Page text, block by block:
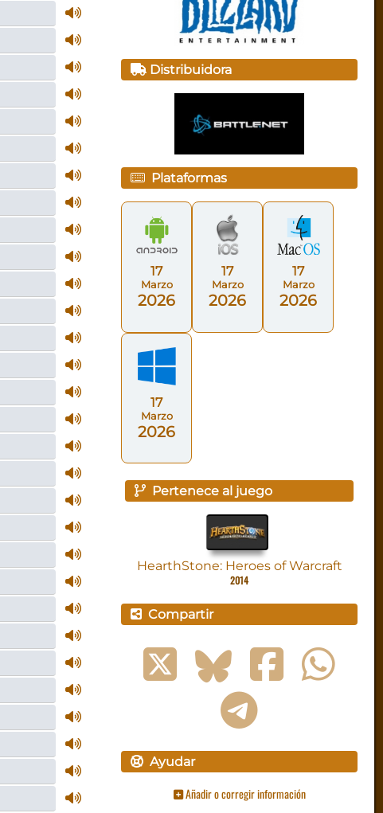
Distribuidora
Plataformas
17
Marzo
2026
17
Marzo
2026
17
Marzo
2026
17
Marzo
2026
Pertenece al juego
HearthStone: Heroes of Warcraft
2014
Compartir
Ayudar
Añadir o corregir información